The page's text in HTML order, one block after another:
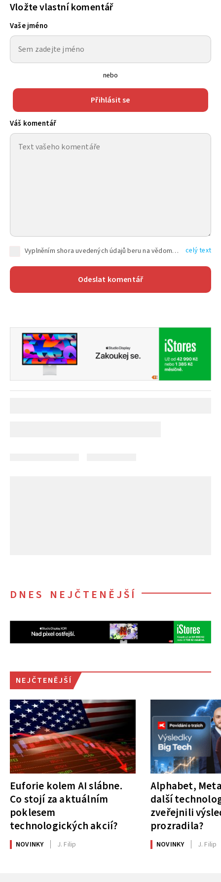
Vložte vlastní komentář
Vaše jméno
nebo
Přihlásit se
Váš komentář
Vyplněním shora uvedených údajů beru na vědomí, že společnost TEXT FACTORY s.r.o., sídlem Brno, Durďákova 336/29, Černá Pole, PSČ: 613 00, IČ: 06157831, zapsané u Krajského soudu v Brně, oddíl C, vložka 100399, bude zpracovávat mé osobní údaje uvedené v rámci mnou vyplněného registračního formuláře na základě oprávněných zájmů TEXT FACTORY s.r.o. dle čl. 6 odst. 1 písm. f) GDPR a pro splnění právních povinností (čl. 6 odst. 1 písm. c) GDPR), a to pro tyto účely: nezbytnost zajistit oprávnění návštěvníka webových stránek provozovaných společností TEXT FACTORY s.r.o. přispívat aktivně ke zveřejněným článkům nebo v rámci diskusních fór a výkon práv TEXT FACTORY s.r.o. jako administrátora těchto diskusních fór. Více informací o zpracování osobních údajů a právech lze nalézt v celý text
DNES NEJČTENĚJŠÍ
NEJČTENĚJŠÍ
Euforie kolem AI slábne.
Co stojí za aktuálním
poklesem
technologických akcií?
NOVINKY J. Filip
Alphabet,
další
zveřejnili
prozradila?
NOVINKY J. Filip